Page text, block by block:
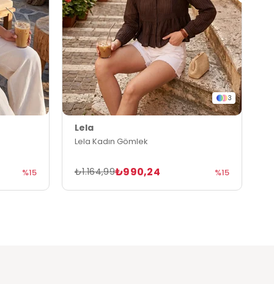
%15
3
Lela
Lela Kadın Gömlek
₺990,24
₺1.164,99 %15